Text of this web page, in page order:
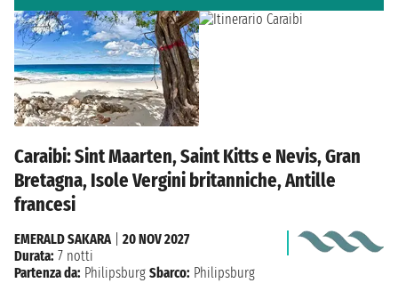
Caraibi: Sint Maarten, Saint Kitts e Nevis, Gran
Bretagna, Isole Vergini britanniche, Antille
francesi
EMERALD SAKARA| 20 NOV 2027
Durata: 7 notti
Partenza da: Philipsburg Sbarco: Philipsburg